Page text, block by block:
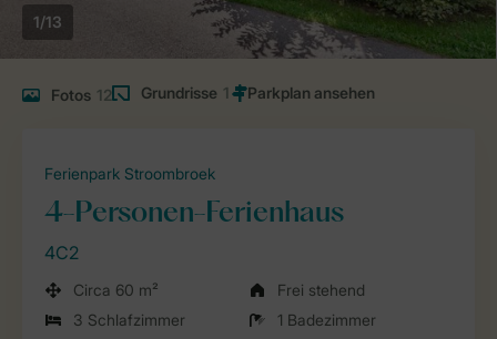
1/13
Fotos 12 Grundrisse 1
Ferienpark Stroombroek
4-Personen-Ferienhaus
4C2
Circa 60 m²
Frei stehend
3 Schlafzimmer
1 Badezimmer